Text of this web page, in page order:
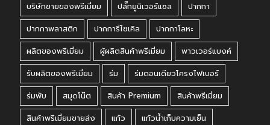
บริษัทขายของพรีเมี่ยม
ปลั๊กยูนิเวอร์แซล
ปากกา
ปากกาพลาสติก
ปากการีไซเคิล
ปากกาโลหะ
ผลิตของพรีเมี่ยม
ผู้ผลิตสินค้าพรีเมี่ยม
พาวเวอร์แบงค์
รับผลิตของพรีเมี่ยม
ร่ม
ร่มตอนเดียวโครงไฟเบอร์
ร่มพับ
สมุดโน๊ต สินค้า Premium
สินค้าพรีเมี่ยม
สินค้าพรีเมี่ยมขายส่ง
แก้ว
แก้วน้ำเก็บความเย็น